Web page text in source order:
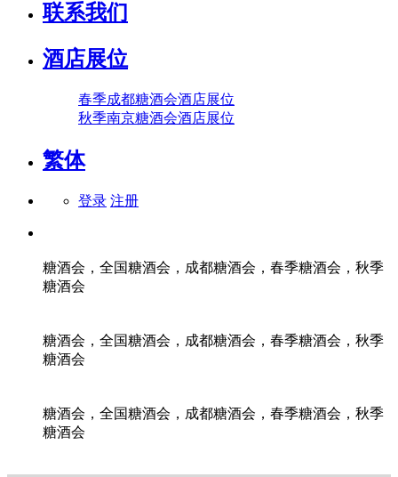
联系我们
酒店展位
春季成都糖酒会酒店展位
秋季南京糖酒会酒店展位
繁体
登录 注册
糖酒会，全国糖酒会，成都糖酒会，春季糖酒会，秋季
糖酒会
糖酒会，全国糖酒会，成都糖酒会，春季糖酒会，秋季
糖酒会
糖酒会，全国糖酒会，成都糖酒会，春季糖酒会，秋季
糖酒会